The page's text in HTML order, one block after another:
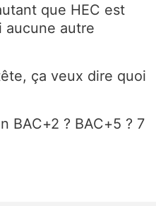
que HEC est
aucune autre
ça veux dire quoi
BAC+2 ? BAC+5 ? 7